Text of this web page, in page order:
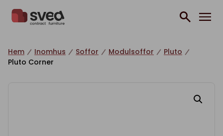
Hem Inomhus Soffor Modulsoffor
Pluto
Pluto Corner